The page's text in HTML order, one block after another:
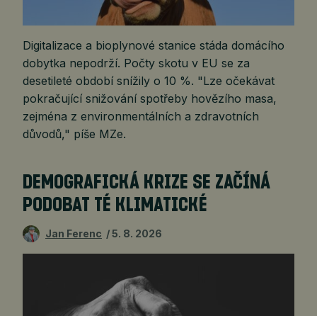
Digitalizace a bioplynové stanice stáda domácího
dobytka nepodrží. Počty skotu v EU se za
desetileté období snížily o 10 %. "Lze očekávat
pokračující snižování spotřeby hovězího masa,
zejména z environmentálních a zdravotních
důvodů," píše MZe.
DEMOGRAFICKÁ KRIZE SE ZAČÍNÁ
PODOBAT TÉ KLIMATICKÉ
Jan Ferenc 5. 8. 2026